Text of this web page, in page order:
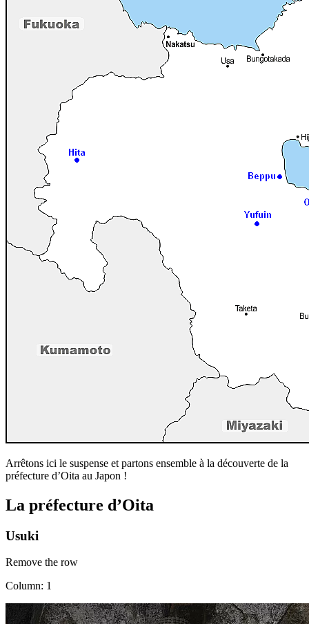
Arrêtons ici le suspense et partons ensemble à la découverte de la
préfecture d’Oita au Japon !
La préfecture d’Oita
Usuki
Remove the row
Column: 1